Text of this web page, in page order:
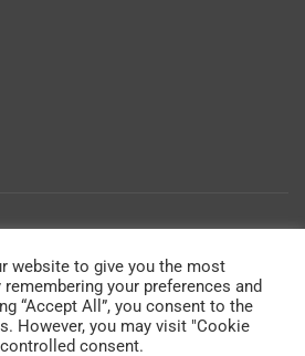
website to give you the most
your preferences and
“Accept All”, you consent to the
However, you may visit "Cookie
consent.
um sicherzustellen, dass Sie auf
Erfahrung machen. Wenn
nutzen, gehen wir davon aus, dass